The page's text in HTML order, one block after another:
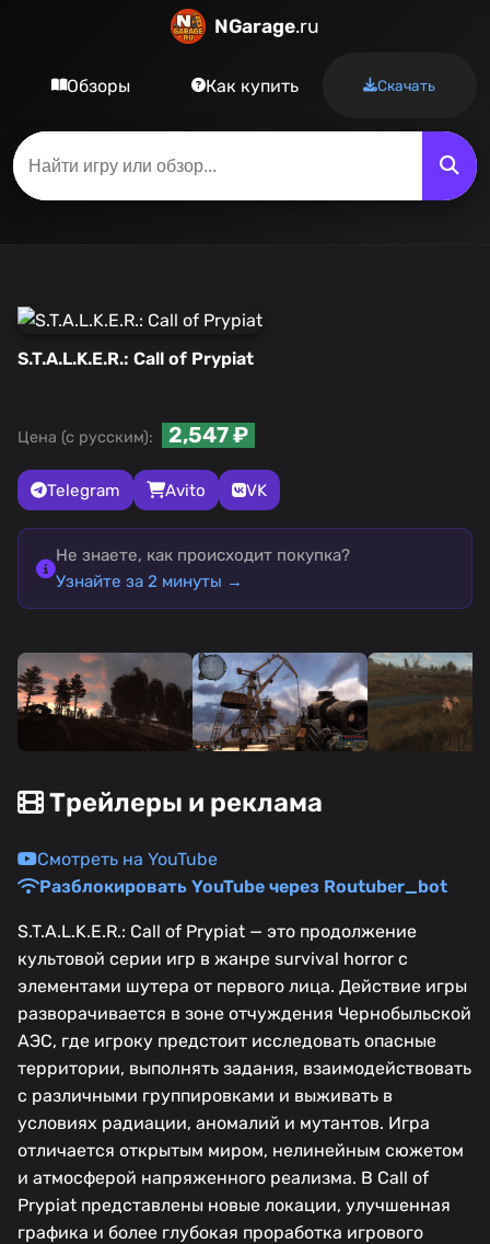
NGarage.ru
Обзоры Как купить Скачать
S.T.A.L.K.E.R.: Call of Prypiat
Цена (с русским): 2,547 ₽
Telegram Avito VK
Не знаете, как происходит покупка?
Узнайте за 2 минуты →
Трейлеры и реклама
Смотреть на YouTube
Разблокировать YouTube через Routuber_bot
S.T.A.L.K.E.R.: Call of Prypiat — это продолжение
культовой серии игр в жанре survival horror с
элементами шутера от первого лица. Действие игры
разворачивается в зоне отчуждения Чернобыльской
АЭС, где игроку предстоит исследовать опасные
территории, выполнять задания, взаимодействовать
с различными группировками и выживать в
условиях радиации, аномалий и мутантов. Игра
отличается открытым миром, нелинейным сюжетом
и атмосферой напряженного реализма. В Call of
Prypiat представлены новые локации, улучшенная
графика и более глубокая проработка игрового